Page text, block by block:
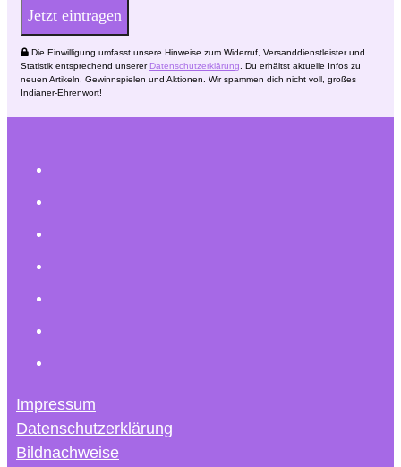
Jetzt eintragen
Die Einwilligung umfasst unsere Hinweise zum Widerruf, Versanddienstleister und
Statistik entsprechend unserer Datenschutzerklärung. Du erhältst aktuelle Infos zu
neuen Artikeln, Gewinnspielen und Aktionen. Wir spammen dich nicht voll, großes
Indianer-Ehrenwort!
Impressum
Datenschutzerklärung
Bildnachweise